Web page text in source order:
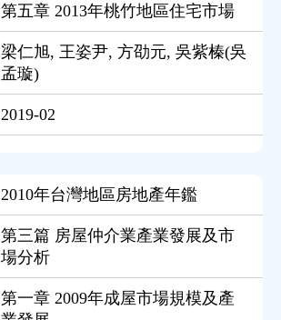
第五章 2013年桃竹地區住宅市場
梁仁旭, 王姿尹, 方劭元, 吳紫榛(吳
孟璇)
2019-02
2010年台灣地區房地產年鑑
第三篇 房屋仲介業產業發展及市
場分析
第一章 2009年成屋市場規模及產